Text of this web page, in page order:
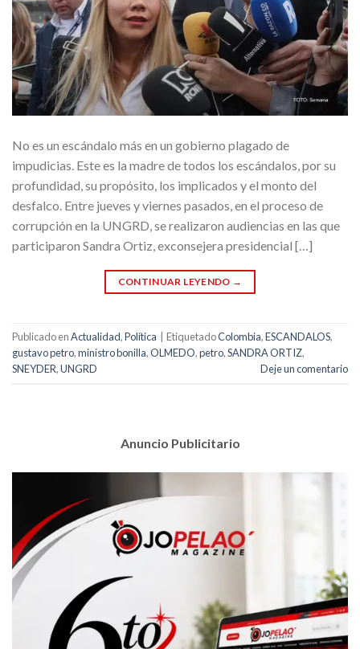
No es un escándalo más en un gobierno plagado de
impudicias. Este es la madre de todos los escándalos, por su
profundidad, su propósito, los implicados y el monto del
desfalco. Entre jueves y viernes pasados, en el proceso de
corrupción en la UNGRD, se realizaron audiencias en las que
participaron Sandra Ortiz, exconsejera presidencial […]
CONTINUAR LEYENDO →
Publicado enActualidad,Política EtiquetadoColombia,ESCANDALOS,
gustavo petro,ministro bonilla,OLMEDO,petro,SANDRA ORTIZ,
SNEYDER,UNGRD Deje un comentario
Anuncio Publicitario